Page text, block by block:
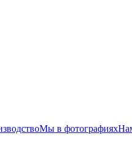
Мы в фотографиях